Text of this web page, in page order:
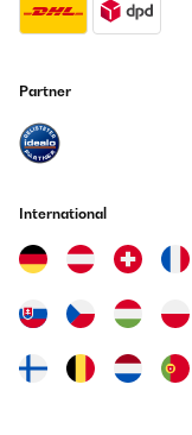
Partner
International